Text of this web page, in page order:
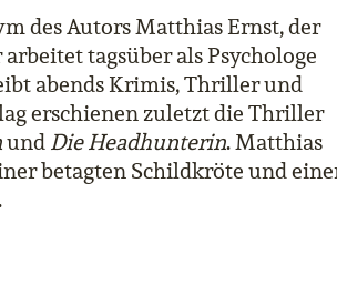
des Autors Matthias Ernst, der
tagsüber als Psychologe
abends Krimis, Thriller und
erschienen zuletzt die Thriller
undDie Headhunterin. Matthias
betagten Schildkröte und